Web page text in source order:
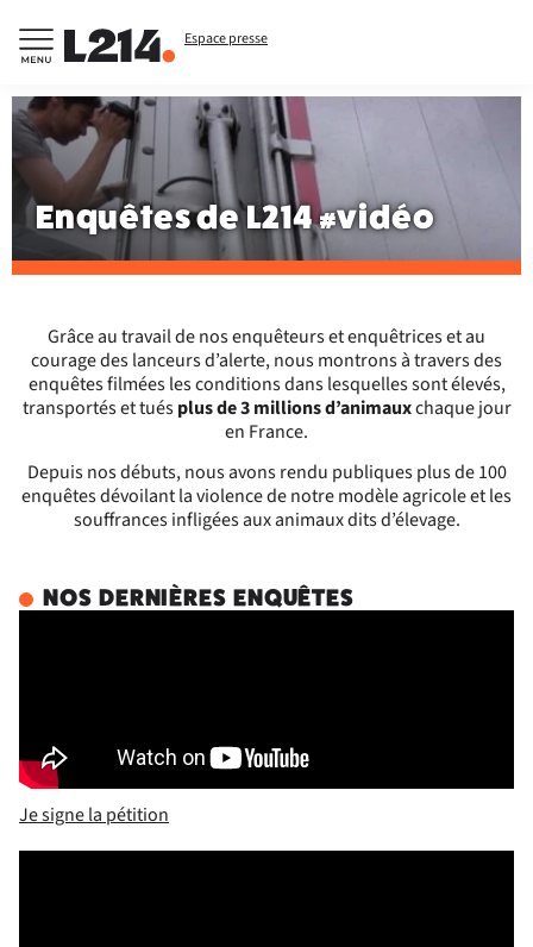
Espace presse
Enquêtes de L214 #vidéo
Grâce au travail de nos enquêteurs et enquêtrices et au
courage des lanceurs d’alerte, nous montrons à travers des
enquêtes filmées les conditions dans lesquelles sont élevés,
transportés et tuésplus de 3 millions d’animauxchaque jour
en France.
Depuis nos débuts, nous avons rendu publiques plus de 100
enquêtes dévoilant la violence de notre modèle agricole et les
souffrances infligées aux animaux dits d’élevage.
NOS DERNIÈRES ENQUÊTES
Je signe la pétition